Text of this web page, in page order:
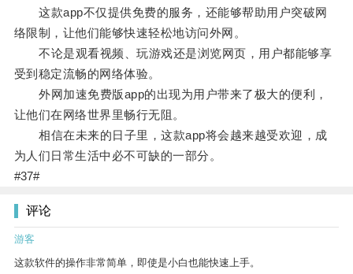
这款app不仅提供免费的服务，还能够帮助用户突破网
络限制，让他们能够快速轻松地访问外网。
不论是观看视频、玩游戏还是浏览网页，用户都能够享
受到稳定流畅的网络体验。
外网加速免费版app的出现为用户带来了极大的便利，
让他们在网络世界里畅行无阻。
相信在未来的日子里，这款app将会越来越受欢迎，成
为人们日常生活中必不可缺的一部分。
#37#
评论
游客
这款软件的操作非常简单，即使是小白也能快速上手。